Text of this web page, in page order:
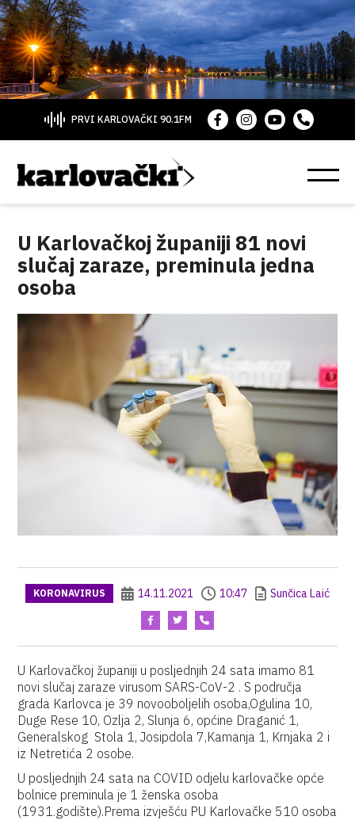
PRVI KARLOVAČKI 90.1FM
U Karlovačkoj županiji 81 novi
slučaj zaraze, preminula jedna
osoba
KORONAVIRUS 14.11.2021 10:47 Sunčica Laić
U Karlovačkoj županiji u posljednjih 24 sata imamo 81
novi slučaj zaraze virusom SARS-CoV-2 . S područja
grada Karlovca je 39 novooboljelih osoba,Ogulina 10,
Duge Rese 10, Ozlja 2, Slunja 6, općine Draganić 1,
Generalskog Stola 1, Josipdola 7,Kamanja 1, Krnjaka 2 i
iz Netretića 2 osobe.
U posljednjih 24 sata na COVID odjelu karlovačke opće
bolnice preminula je 1 ženska osoba
(1931.godište).Prema izvješću PU Karlovačke 510 osoba